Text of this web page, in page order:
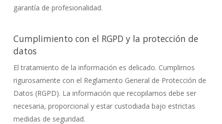
garantía de profesionalidad.
Cumplimiento con el RGPD y la protección de
datos
El tratamiento de la información es delicado. Cumplimos
rigurosamente con el Reglamento General de Protección de
Datos (RGPD). La información que recopilamos debe ser
necesaria, proporcional y estar custodiada bajo estrictas
medidas de seguridad.